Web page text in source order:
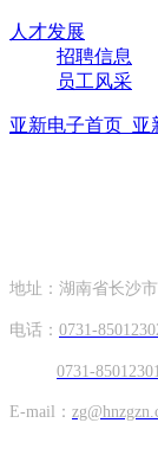
人才发展
招聘信息
员工风采
亚新电子首页_亚
地址：湖南省长沙
电话： 0731-
0731-
E-mail：